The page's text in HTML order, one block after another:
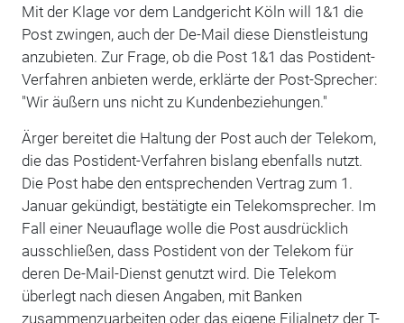
Mit der Klage vor dem Landgericht Köln will 1&1 die
Post zwingen, auch der De-Mail diese Dienstleistung
anzubieten. Zur Frage, ob die Post 1&1 das Postident-
Verfahren anbieten werde, erklärte der Post-Sprecher:
"Wir äußern uns nicht zu Kundenbeziehungen."
Ärger bereitet die Haltung der Post auch der Telekom,
die das Postident-Verfahren bislang ebenfalls nutzt.
Die Post habe den entsprechenden Vertrag zum 1.
Januar gekündigt, bestätigte ein Telekomsprecher. Im
Fall einer Neuauflage wolle die Post ausdrücklich
ausschließen, dass Postident von der Telekom für
deren De-Mail-Dienst genutzt wird. Die Telekom
überlegt nach diesen Angaben, mit Banken
zusammenzuarbeiten oder das eigene Filialnetz der T-